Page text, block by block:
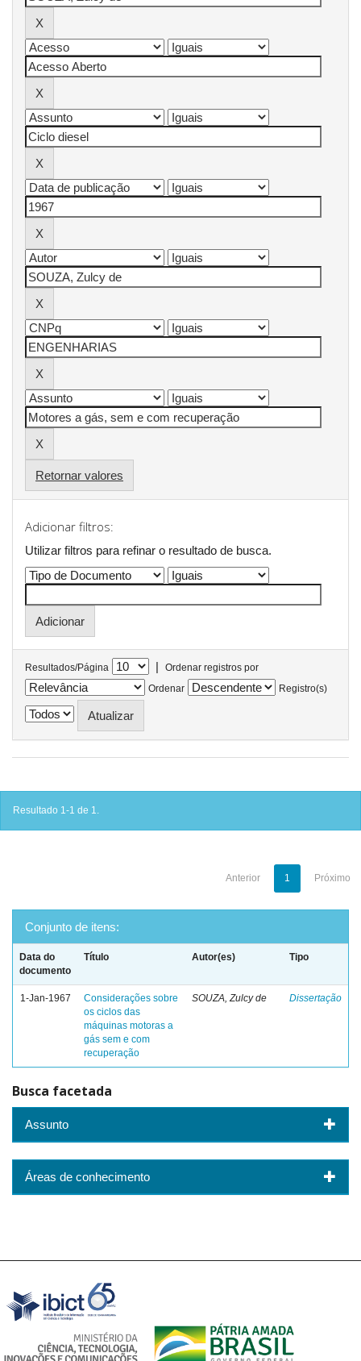
Retornar valores
Adicionar filtros:
Utilizar filtros para refinar o resultado de busca.
Resultados/Página |
Ordenar registros por
Ordenar
Registro(s)
Resultado 1-1 de 1.
Anterior 1 Próximo
Conjunto de itens:
Data do
documento
Título Autor(es) Tipo
1-Jan-1967
Considerações sobre
os ciclos das
máquinas motoras a
gás sem e com
recuperação
SOUZA, Zulcy de Dissertação
Busca facetada
Assunto
Áreas de conhecimento